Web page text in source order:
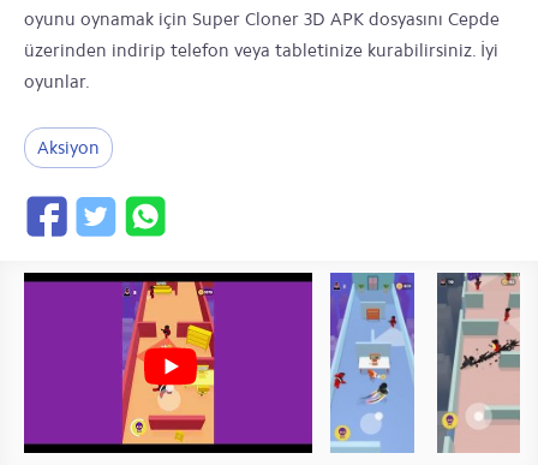
oyunu oynamak için Super Cloner 3D APK dosyasını Cepde
üzerinden indirip telefon veya tabletinize kurabilirsiniz. İyi
oyunlar.
Aksiyon